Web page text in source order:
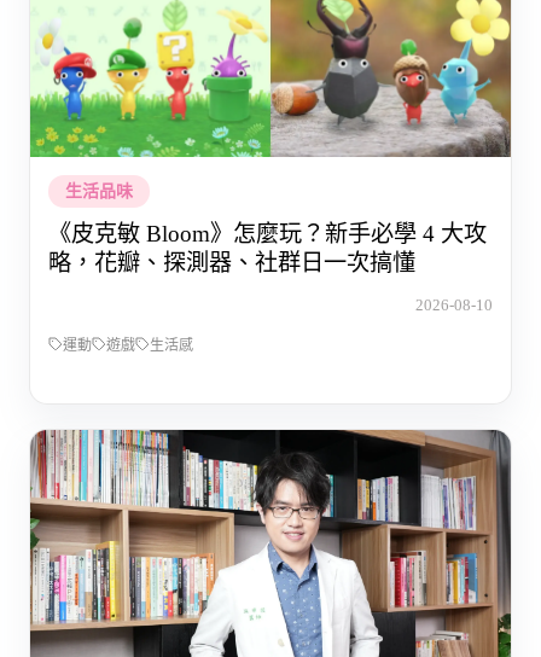
生活品味
《皮克敏 Bloom》怎麼玩？新手必學 4 大攻
略，花瓣、探測器、社群日一次搞懂
2026-08-10
運動 遊戲 生活感